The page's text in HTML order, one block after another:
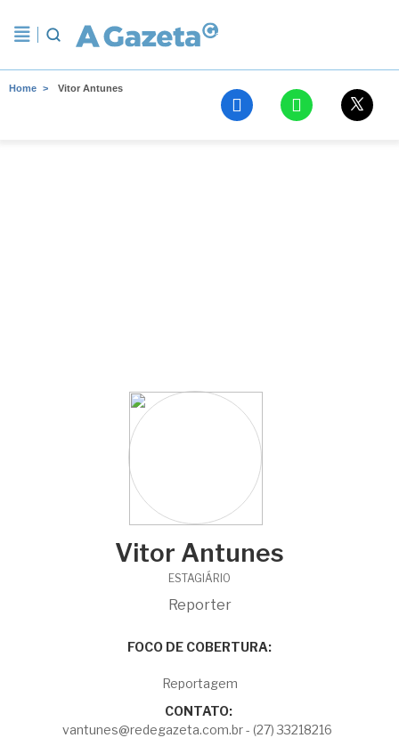
Home Vitor Antunes
Vitor Antunes
ESTAGIÁRIO
Reporter
FOCO DE COBERTURA:
Reportagem
CONTATO:
vantunes@redegazeta.com.br - (27) 33218216